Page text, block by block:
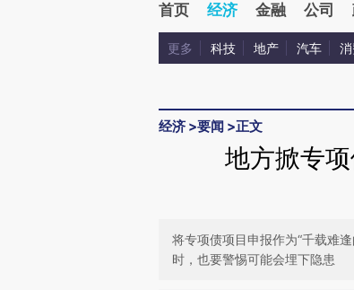
首页 经济 金融 公司
更多 科技 地产 汽车
经济 >要闻 >正文
地方掀专
将专项债项目申报作为“千载难
时，也要警惕可能会埋下隐患